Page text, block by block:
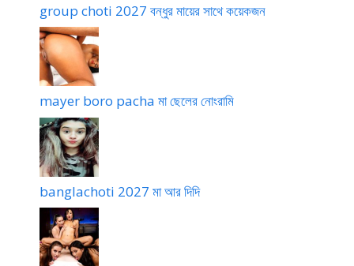
group choti 2027 বন্ধুর মায়ের সাথে কয়েকজন
mayer boro pacha মা ছেলের নোংরামি
banglachoti 2027 মা আর দিদি